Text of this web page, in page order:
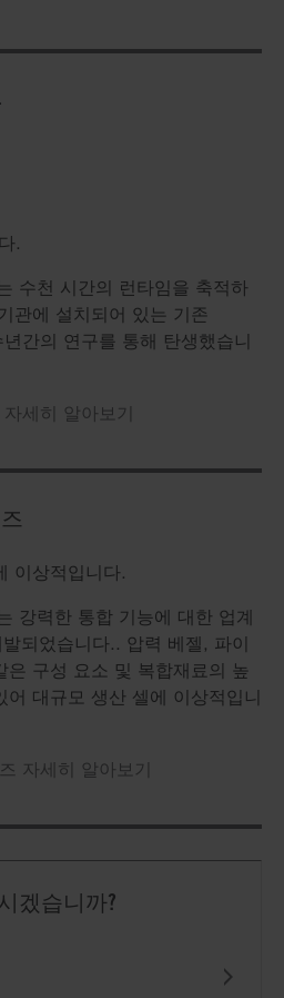
.
수천 시간의 런타임을 축적하
관에 설치되어 있는 기존
간의 연구를 통해 탄생했습니
세히 알아보기
이상적입니다.
강력한 통합 기능에 대한 업계
되었습니다.. 압력 베젤, 파이
은 구성 요소 및 복합재료의 높
어 대규모 생산 셀에 이상적입니
자세히 알아보기
겠습니까?